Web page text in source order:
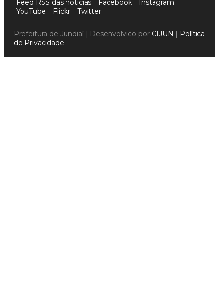
Feed RSS das notícias Facebook
Instagram
YouTube
Flickr Twitter
Prefeitura de Jundiaí | Desenvolvido por CIJUN | Política
de Privacidade